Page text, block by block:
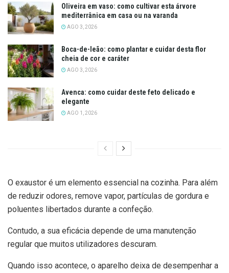
Oliveira em vaso: como cultivar esta árvore
mediterrânica em casa ou na varanda
AGO 3, 2026
Boca-de-leão: como plantar e cuidar desta flor
cheia de cor e caráter
AGO 3, 2026
Avenca: como cuidar deste feto delicado e
elegante
AGO 1, 2026
O exaustor é um elemento essencial na cozinha. Para além
de reduzir odores, remove vapor, partículas de gordura e
poluentes libertados durante a confeção.
Contudo, a sua eficácia depende de uma manutenção
regular que muitos utilizadores descuram.
Quando isso acontece, o aparelho deixa de desempenhar a